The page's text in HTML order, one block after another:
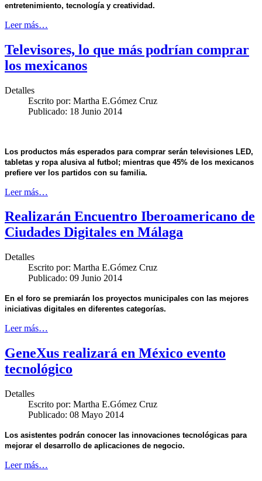
entretenimiento, tecnología y creatividad.
Leer más…
Televisores, lo que más podrían comprar
los mexicanos
Detalles
Escrito por: Martha E.Gómez Cruz
Publicado: 18 Junio 2014
Los productos más esperados para comprar serán televisiones LED,
tabletas y ropa alusiva al futbol; mientras que 45% de los mexicanos
prefiere ver los partidos con su familia.
Leer más…
Realizarán Encuentro Iberoamericano de
Ciudades Digitales en Málaga
Detalles
Escrito por: Martha E.Gómez Cruz
Publicado: 09 Junio 2014
En el foro se premiarán los proyectos municipales con las mejores
iniciativas digitales en diferentes categorías.
Leer más…
GeneXus realizará en México evento
tecnológico
Detalles
Escrito por: Martha E.Gómez Cruz
Publicado: 08 Mayo 2014
Los asistentes podrán conocer las innovaciones tecnológicas para
mejorar el desarrollo de aplicaciones de negocio.
Leer más…